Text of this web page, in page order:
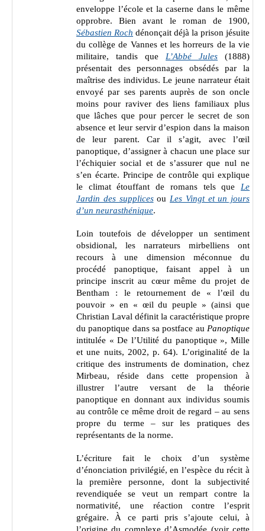
enveloppe l’école et la caserne dans le même
opprobre. Bien avant le roman de 1900,
Sébastien Roch dénonçait déjà la prison jésuite
du collège de Vannes et les horreurs de la vie
militaire, tandis que L’Abbé Jules (1888)
présentait des personnages obsédés par la
maîtrise des individus. Le jeune narrateur était
envoyé par ses parents auprès de son oncle
moins pour raviver des liens familiaux plus
que lâches que pour percer le secret de son
absence et leur servir d’espion dans la maison
de leur parent. Car il s’agit, avec l’œil
panoptique, d’assigner à chacun une place sur
l’échiquier social et de s’assurer que nul ne
s’en écarte. Principe de contrôle qui explique
le climat étouffant de romans tels que Le
Jardin des supplicesou Les Vingt et un jours
d’un neurasthénique.
Loin toutefois de développer un sentiment
obsidional, les narrateurs mirbelliens ont
recours à une dimension méconnue du
procédé panoptique, faisant appel à un
principe inscrit au cœur même du projet de
Bentham : le retournement de « l’œil du
pouvoir » en « œil du peuple » (ainsi que
Christian Laval définit la caractéristique propre
du panoptique dans sa postface au Panoptique
intitulée « De l’Utilité du panoptique », Mille
et une nuits, 2002, p. 64). L’originalité de la
critique des instruments de domination, chez
Mirbeau, réside dans cette propension à
illustrer l’autre versant de la théorie
panoptique en donnant aux individus soumis
au contrôle ce même droit de regard – au sens
propre du terme – sur les pratiques des
représentants de la norme.
L’écriture fait le choix d’un système
d’énonciation privilégié, en l’espèce du récit à
la première personne, dont la subjectivité
revendiquée se veut un rempart contre la
normativité, une réaction contre l’esprit
grégaire. À ce parti pris s’ajoute celui, à